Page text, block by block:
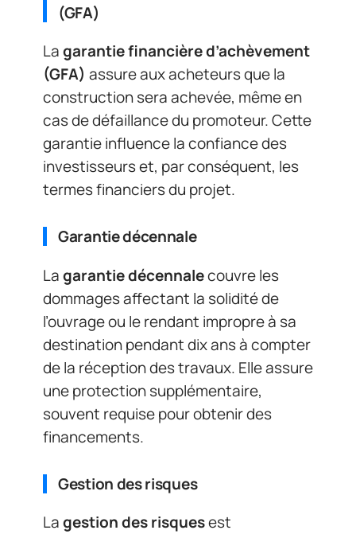
(GFA)
Lagarantie financière d’achèvement
(GFA) assure aux acheteurs que la
construction sera achevée, même en
cas de défaillance du promoteur. Cette
garantie influence la confiance des
investisseurs et, par conséquent, les
termes financiers du projet.
Garantie décennale
Lagarantie décennalecouvre les
dommages affectant la solidité de
l’ouvrage ou le rendant impropre à sa
destination pendant dix ans à compter
de la réception des travaux. Elle assure
une protection supplémentaire,
souvent requise pour obtenir des
financements.
Gestion des risques
Lagestion des risquesest